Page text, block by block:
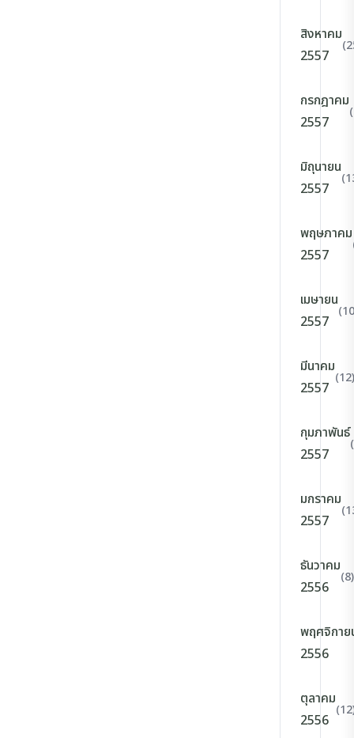
สิงหาคม
2557
กรกฎาคม
2557
มิถุนายน
2557
พฤษภาคม
2557
เมษายน
2557
มีนาคม
2557
(12)
กุมภาพันธ์
2557
มกราคม
2557
ธันวาคม
2556
(8)
พฤศจิกาย
2556
ตุลาคม
2556